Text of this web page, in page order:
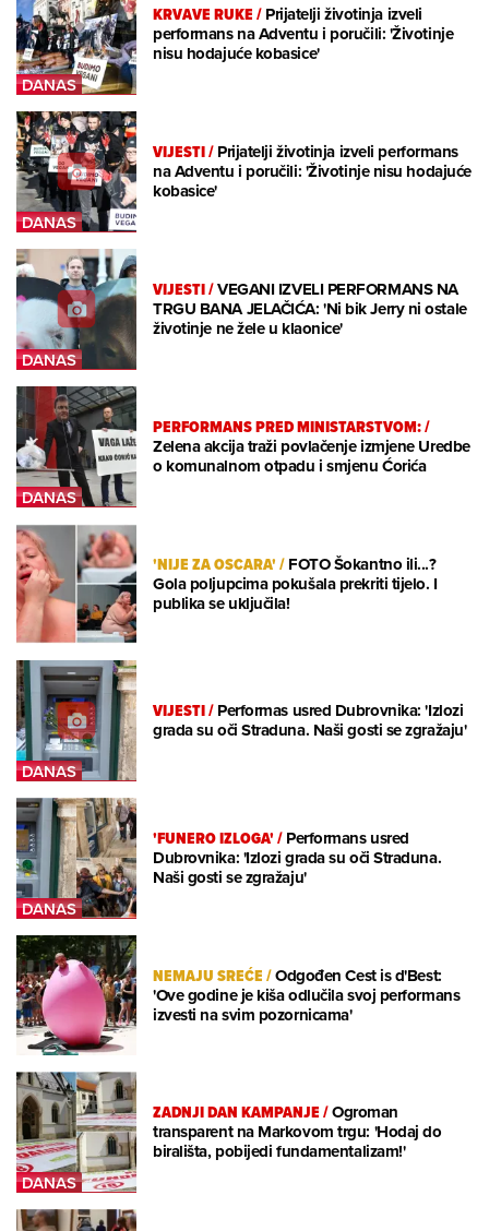
KRVAVE RUKE/Prijatelji životinja izveli
performans na Adventu i poručili: 'Životinje
nisu hodajuće kobasice'
VIJESTI/Prijatelji životinja izveli performans
na Adventu i poručili: 'Životinje nisu hodajuće
kobasice'
VIJESTI/VEGANI IZVELI PERFORMANS NA
TRGU BANA JELAČIĆA: 'Ni bik Jerry ni ostale
životinje ne žele u klaonice'
PERFORMANS PRED MINISTARSTVOM:/
Zelena akcija traži povlačenje izmjene Uredbe
o komunalnom otpadu i smjenu Ćorića
'NIJE ZA OSCARA'/FOTO Šokantno ili...?
Gola poljupcima pokušala prekriti tijelo. I
publika se uključila!
VIJESTI/Performas usred Dubrovnika: 'Izlozi
grada su oči Straduna. Naši gosti se zgražaju'
'FUNERO IZLOGA'/Performans usred
Dubrovnika: 'Izlozi grada su oči Straduna.
Naši gosti se zgražaju'
NEMAJU SREĆE/Odgođen Cest is d'Best:
'Ove godine je kiša odlučila svoj performans
izvesti na svim pozornicama'
ZADNJI DAN KAMPANJE/Ogroman
transparent na Markovom trgu: 'Hodaj do
birališta, pobijedi fundamentalizam!'